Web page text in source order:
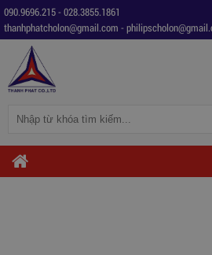
090.9696.215- 028.3855.1861
thanhphatcholon@gmail.com -